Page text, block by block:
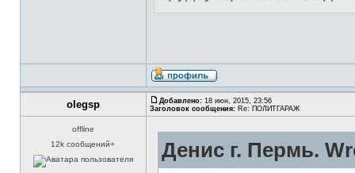
olegsp Добавлено: 18 июн, 2015, 23:56
Заголовок сообщения: Re: ПОЛИТГАРАЖ
offline
12k сообщений+
Денис г. Пермь.